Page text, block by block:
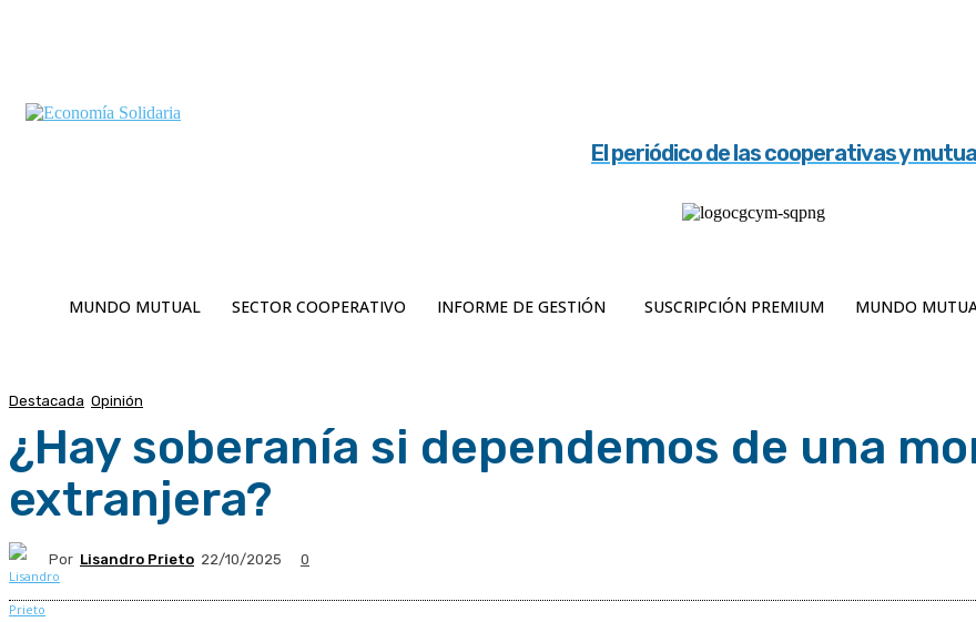
El periódico de las cooperativas y
MUNDO MUTUAL SECTOR COOPERATIVO INFORME DE GESTIÓN SUSCRIPCIÓN PREMIUM MUNDO
Destacada Opinión
¿Hay soberanía si dependemos de una
extranjera?
Por Lisandro Prieto 22/10/2025 0